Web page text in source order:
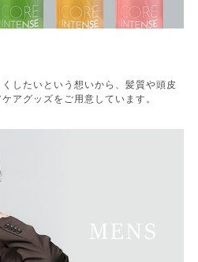
したいという想いから、髪質や頭皮
アグッズをご用意しています。